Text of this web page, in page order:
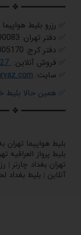
❖ ━━━━━━━━━
رزرو بلیط
دفتر تهران: 02191690083
دفتر کرج: 02634005170
فروش آنلاین:
https://wa.me/989354440427
سایت:
✅
همین حالا بلیط
❖ ━━━━━━━━━
بلیط هواپیما تهران
بلیط پرواز
تهران بغداد چارتر |
آنلاین | بلیط بغداد